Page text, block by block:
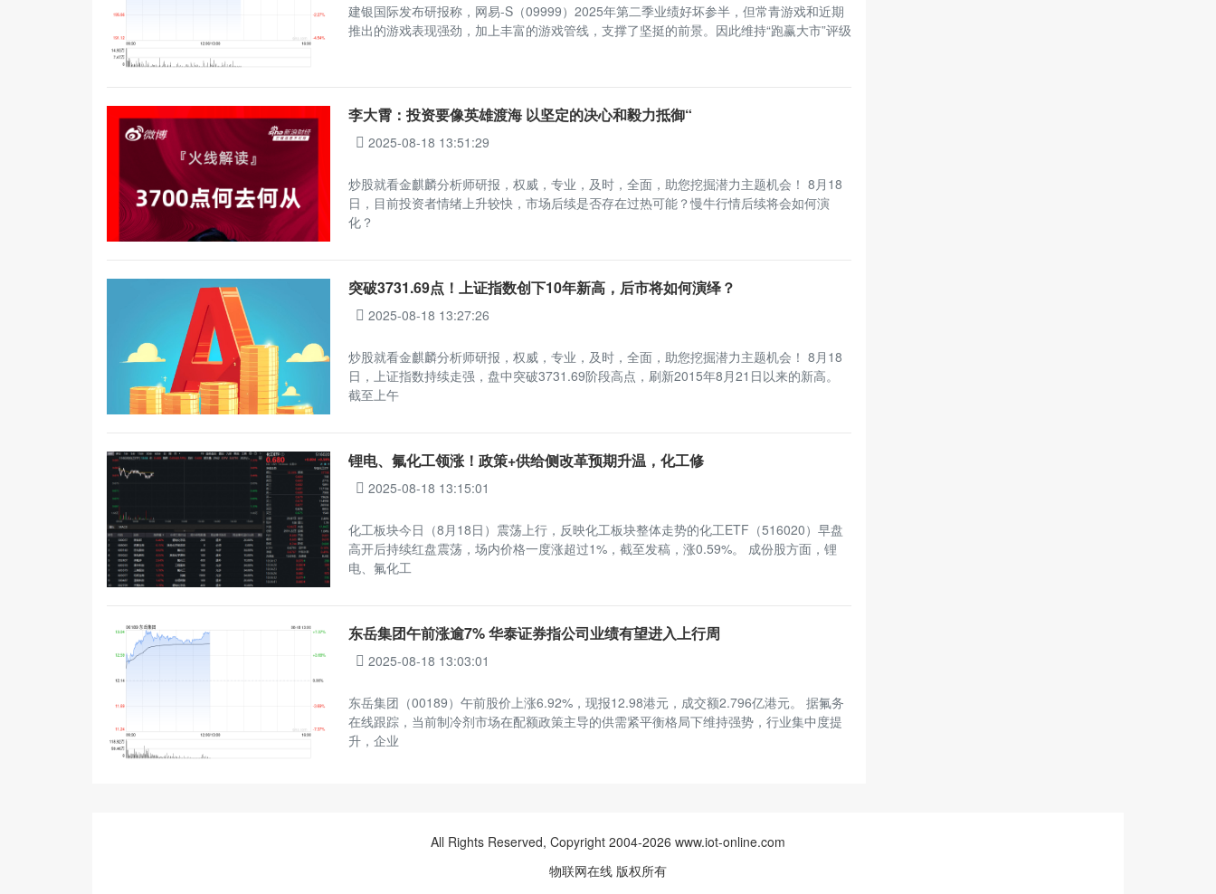
建银国际发布研报称，网易-S（09999）2025年第二季业绩好坏参半，但常青游戏和近期
推出的游戏表现强劲，加上丰富的游戏管线，支撑了坚挺的前景。因此维持“跑赢大市”评级
李大霄：投资要像英雄渡海 以坚定的决心和毅力抵御“
2025-08-18 13:51:29
炒股就看金麒麟分析师研报，权威，专业，及时，全面，助您挖掘潜力主题机会！ 8月18
日，目前投资者情绪上升较快，市场后续是否存在过热可能？慢牛行情后续将会如何演
化？
突破3731.69点！上证指数创下10年新高，后市将如何演绎？
2025-08-18 13:27:26
炒股就看金麒麟分析师研报，权威，专业，及时，全面，助您挖掘潜力主题机会！ 8月18
日，上证指数持续走强，盘中突破3731.69阶段高点，刷新2015年8月21日以来的新高。
截至上午
锂电、氟化工领涨！政策+供给侧改革预期升温，化工修
2025-08-18 13:15:01
化工板块今日（8月18日）震荡上行，反映化工板块整体走势的化工ETF（516020）早盘
高开后持续红盘震荡，场内价格一度涨超过1%，截至发稿，涨0.59%。 成份股方面，锂
电、氟化工
东岳集团午前涨逾7% 华泰证券指公司业绩有望进入上行周
2025-08-18 13:03:01
东岳集团（00189）午前股价上涨6.92%，现报12.98港元，成交额2.796亿港元。 据氟务
在线跟踪，当前制冷剂市场在配额政策主导的供需紧平衡格局下维持强势，行业集中度提
升，企业
All Rights Reserved, Copyright 2004-2026 www.iot-online.com
物联网在线 版权所有